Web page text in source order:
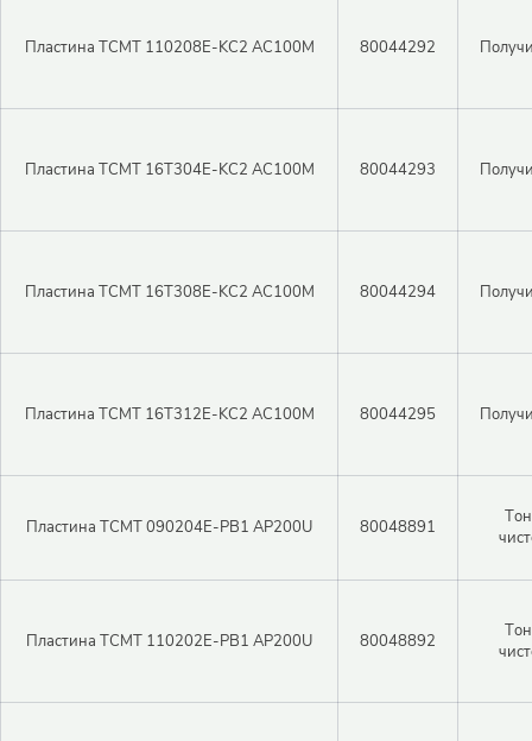
Пластина TCMT 110208E-KC2 AC100M 80044292
Пластина TCMT 16T304E-KC2 AC100M 80044293
Пластина TCMT 16T308E-KC2 AC100M 80044294
Пластина TCMT 16T312E-KC2 AC100M 80044295
Пластина TCMT 090204E-PB1 AP200U 80048891
Пластина TCMT 110202E-PB1 AP200U 80048892